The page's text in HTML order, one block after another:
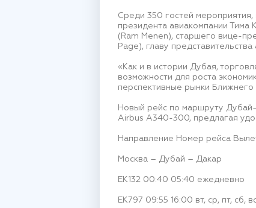
Среди 350 гостей
президента авиакомпании
(Ram Menen), старшего вице-
Page), главу
«Как и в истории Дубая,
возможности для роста
перспективные рынки
Новый рейс по маршруту
Airbus A340-300, предлагая
Направление Номер рейса
Москва – Дубай – Дакар
EK132 00:40 05:40 ежедневно
EK797 09:55 16:00 вт, ср, пт, сб,